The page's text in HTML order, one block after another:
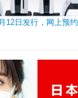
12日发行，网上预约